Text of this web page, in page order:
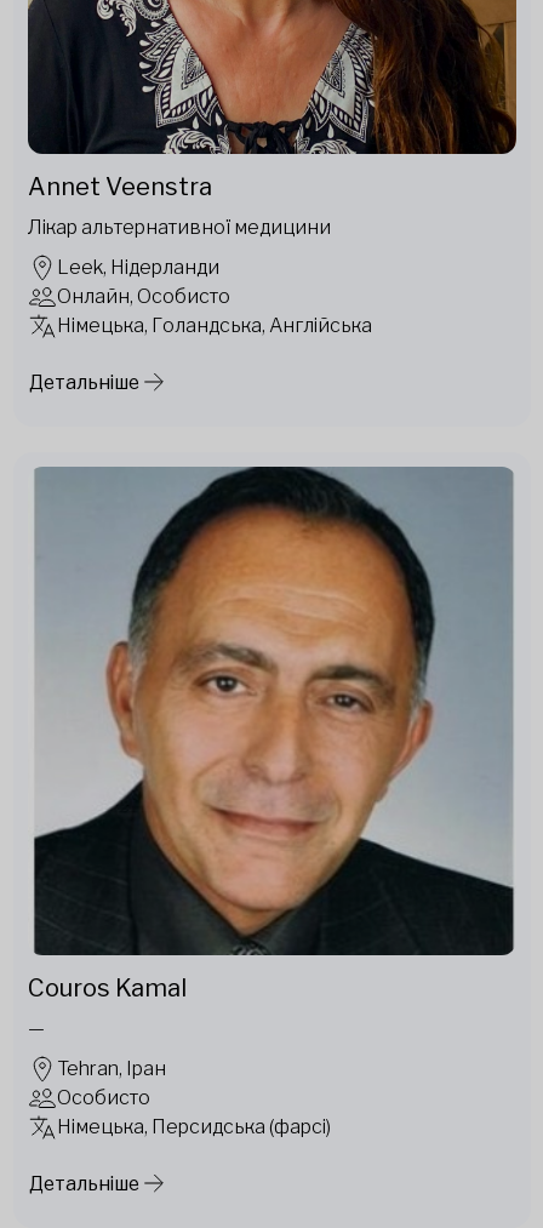
Annet Veenstra
Лікар альтернативної медицини
Leek, Нідерланди
Онлайн, Особисто
Німецька, Голандська, Англійська
Детальніше
Couros Kamal
—
Tehran, Іран
Особисто
Німецька, Персидська (фарсі)
Детальніше